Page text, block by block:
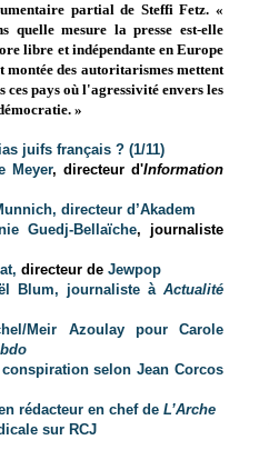
partial de Steffi Fetz. «
quelle mesure la presse est-elle
libre et indépendante en Europe
montée des autoritarismes mettent
ces pays où l'agressivité envers les
»
juifs français ? (1/11)
Meyer, directeur d'Information
directeur d’Akadem
Guedj-Bellaïche, journaliste
directeur deJewpop
Blum, journaliste àActualité
Meir Azoulay pour Carole
selon Jean Corcos
rédacteur en chef de L’Arche
sur RCJ